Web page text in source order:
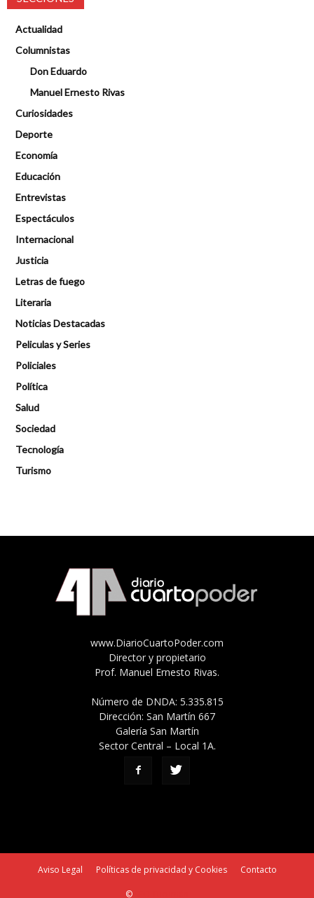
Actualidad
Columnistas
Don Eduardo
Manuel Ernesto Rivas
Curiosidades
Deporte
Economía
Educación
Entrevistas
Espectáculos
Internacional
Justicia
Letras de fuego
Literaria
Noticias Destacadas
Peliculas y Series
Policiales
Política
Salud
Sociedad
Tecnología
Turismo
www.DiarioCuartoPoder.com
Director y propietario
Prof. Manuel Ernesto Rivas.
Número de DNDA: 5.335.815
Dirección: San Martín 667
Galería San Martín
Sector Central – Local 1A.
Aviso Legal Políticas de privacidad y Cookies Contacto
©